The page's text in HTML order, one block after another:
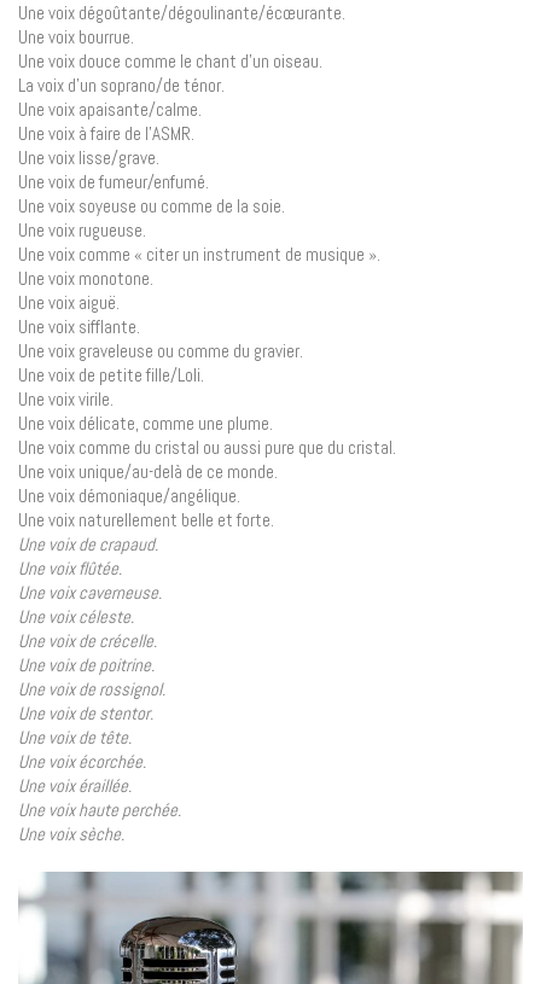
Une voix dégoûtante/dégoulinante/écœurante.
Une voix bourrue.
Une voix douce comme le chant d’un oiseau.
La voix d’un soprano/de ténor.
Une voix apaisante/calme.
Une voix à faire de l’ASMR.
Une voix lisse/grave.
Une voix de fumeur/enfumé.
Une voix soyeuse ou comme de la soie.
Une voix rugueuse.
Une voix comme « citer un instrument de musique ».
Une voix monotone.
Une voix aiguë.
Une voix sifflante.
Une voix graveleuse ou comme du gravier.
Une voix de petite fille/Loli.
Une voix virile.
Une voix délicate, comme une plume.
Une voix comme du cristal ou aussi pure que du cristal.
Une voix unique/au-delà de ce monde.
Une voix démoniaque/angélique.
Une voix naturellement belle et forte.
Une voix de crapaud.
Une voix flûtée.
Une voix caverneuse.
Une voix céleste.
Une voix de crécelle.
Une voix de poitrine.
Une voix de rossignol.
Une voix de stentor.
Une voix de tête.
Une voix écorchée.
Une voix éraillée.
Une voix haute perchée.
Une voix sèche.